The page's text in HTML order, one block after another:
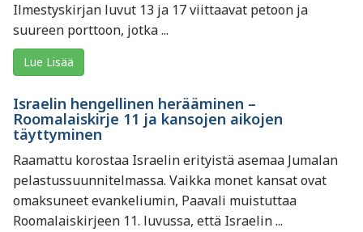
Ilmestyskirjan luvut 13 ja 17 viittaavat petoon ja
suureen porttoon, jotka ...
Lue Lisää
Israelin hengellinen herääminen –
Roomalaiskirje 11 ja kansojen aikojen
täyttyminen
Raamattu korostaa Israelin erityistä asemaa Jumalan
pelastussuunnitelmassa. Vaikka monet kansat ovat
omaksuneet evankeliumin, Paavali muistuttaa
Roomalaiskirjeen 11. luvussa, että Israelin ...